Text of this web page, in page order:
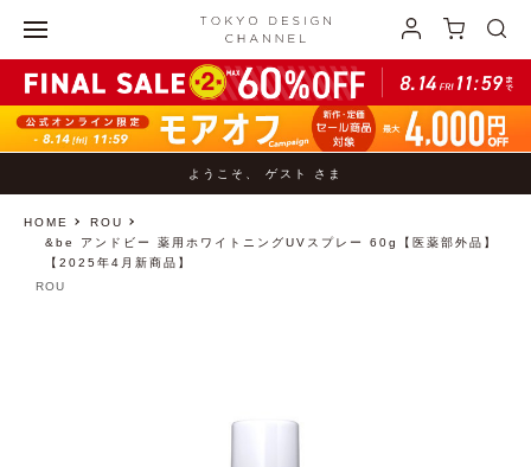
ようこそ、 ゲスト さま
HOME
ROU
&be アンドビー 薬用ホワイトニングUVスプレー 60g【医薬部外品】
【2025年4月新商品】
ROU